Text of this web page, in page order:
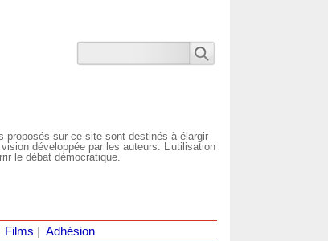
proposés sur ce site sont destinés à élargir
développée par les auteurs. L’utilisation
le débat démocratique.
Films Adhésion